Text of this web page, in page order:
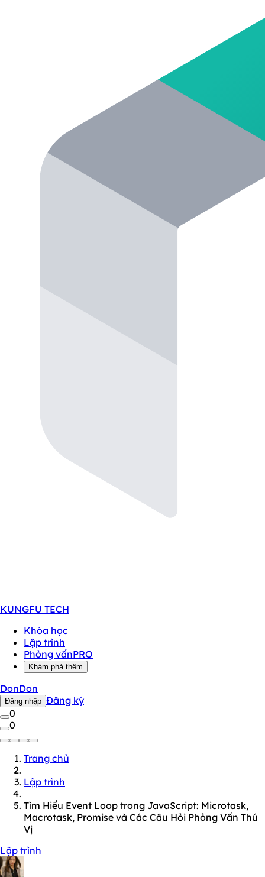
KUNGFU TECH
Khóa học
Lập trình
Phỏng vấnPRO
Khám phá thêm
DonDon
Đăng nhập Đăng ký
0
0
Trang chủ
Lập trình
Tìm Hiểu Event Loop trong JavaScript: Microtask,
Macrotask, Promise và Các Câu Hỏi Phỏng Vấn Thú
Vị
Lập trình